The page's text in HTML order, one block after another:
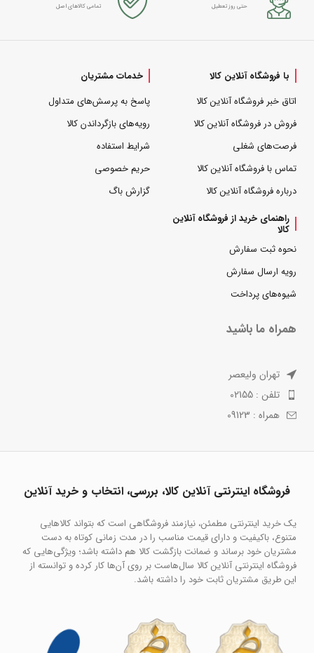
حتی روز تعطیل تمامی کالاهای اصل
با فروشگاه آنلاین کالا
اتاق خبر فروشگاه آنلاین کالا
فروش در فروشگاه آنلاین کالا
فرصت‌های شغلی
تماس با فروشگاه آنلاین کالا
درباره فروشگاه آنلاین کالا
خدمات مشتریان
پاسخ به پرسش‌های متداول
رویه‌های بازگرداندن کالا
شرایط استفاده
حریم خصوصی
گزارش باگ
راهنمای خرید از فروشگاه آنلاین
کالا
نحوه ثبت سفارش
رویه ارسال سفارش
شیوه‌های پرداخت
همراه ما باشید
تهران ولیعصر
تلفن : 02155
همراه : 09123
فروشگاه اینترنتی آنلاین کالا، بررسی، انتخاب و خرید آنلاین
یک خرید اینترنتی مطمئن، نیازمند فروشگاهی است که بتواند کالاهایی
متنوع، باکیفیت و دارای قیمت مناسب را در مدت زمانی کوتاه به دست
مشتریان خود برساند و ضمانت بازگشت کالا هم داشته باشد؛ ویژگی‌هایی که
فروشگاه اینترنتی آنلاین کالا سال‌هاست بر روی آن‌ها کار کرده و توانسته از
این طریق مشتریان ثابت خود را داشته باشد.